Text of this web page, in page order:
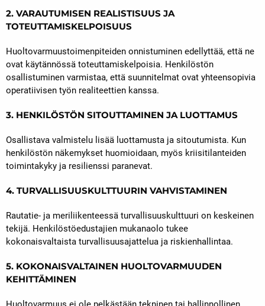
2. VARAUTUMISEN REALISTISUUS JA
TOTEUTTAMISKELPOISUUS
Huoltovarmuustoimenpiteiden onnistuminen edellyttää, että ne
ovat käytännössä toteuttamiskelpoisia. Henkilöstön
osallistuminen varmistaa, että suunnitelmat ovat yhteensopivia
operatiivisen työn realiteettien kanssa.
3. HENKILÖSTÖN SITOUTTAMINEN JA LUOTTAMUS
Osallistava valmistelu lisää luottamusta ja sitoutumista. Kun
henkilöstön näkemykset huomioidaan, myös kriisitilanteiden
toimintakyky ja resilienssi paranevat.
4. TURVALLISUUSKULTTUURIN VAHVISTAMINEN
Rautatie- ja meriliikenteessä turvallisuuskulttuuri on keskeinen
tekijä. Henkilöstöedustajien mukanaolo tukee
kokonaisvaltaista turvallisuusajattelua ja riskienhallintaa.
5. KOKONAISVALTAINEN HUOLTOVARMUUDEN
KEHITTÄMINEN